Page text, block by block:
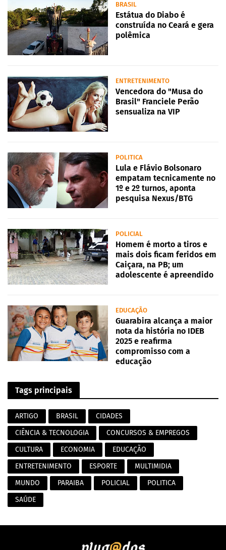
BRASIL
Estátua do Diabo é
construída no Ceará e gera
polêmica
ENTRETENIMENTO
Vencedora do "Musa do
Brasil" Franciele Perão
sensualiza na VIP
POLITICA
Lula e Flávio Bolsonaro
empatam tecnicamente no
1º e 2º turnos, aponta
pesquisa Nexus/BTG
POLICIAL
Homem é morto a tiros e
mais dois ficam feridos em
Caiçara, na PB; um
adolescente é apreendido
EDUCAÇÃO
Guarabira alcança a maior
nota da história no IDEB
2025 e reafirma
compromisso com a
educação
Tags principais
ARTIGO BRASIL
CIDADES
CIÊNCIA & TECNOLOGIA
CONCURSOS & EMPREGOS
CULTURA
ECONOMIA
EDUCAÇÃO
ENTRETENIMENTO
ESPORTE
MULTIMIDIA
MUNDO
PARAIBA POLICIAL
POLITICA
SAÚDE